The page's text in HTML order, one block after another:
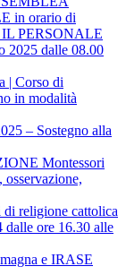
in orario di
IL PERSONALE
2025 dalle 08.00
| Corso di
in modalità
– Sostegno alla
Montessori
osservazione,
religione cattolica
dalle ore 16.30 alle
e IRASE